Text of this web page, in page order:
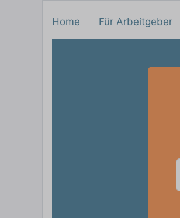
Home Für Arbeitgeber